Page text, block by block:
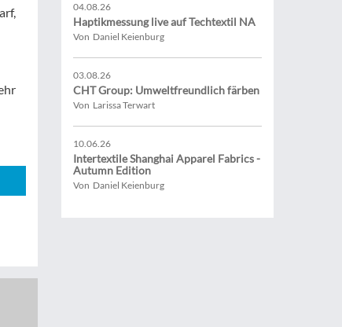
04.08.26
Haptikmessung live auf Techtextil NA
Von Daniel Keienburg
03.08.26
CHT Group: Umweltfreundlich färben
Von Larissa Terwart
10.06.26
Intertextile Shanghai Apparel Fabrics -
Autumn Edition
Von Daniel Keienburg